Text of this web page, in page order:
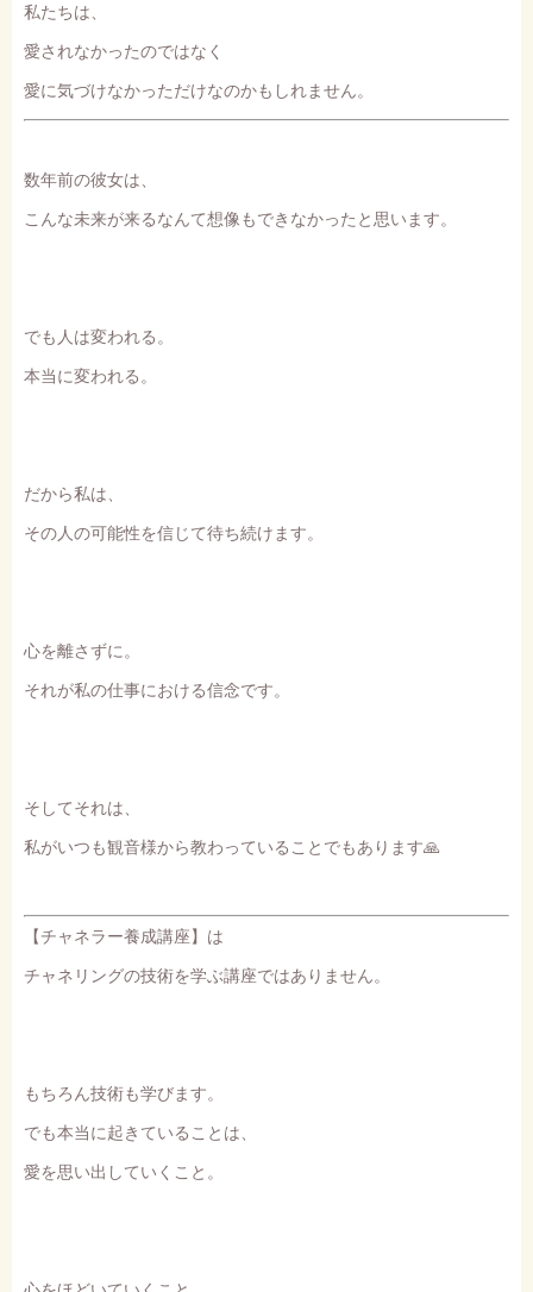
私たちは、
愛されなかったのではなく
愛に気づけなかっただけなのかもしれません。
数年前の彼女は、
こんな未来が来るなんて想像もできなかったと思います。
でも人は変われる。
本当に変われる。
だから私は、
その人の可能性を信じて待ち続けます。
心を離さずに。
それが私の仕事における信念です。
そしてそれは、
私がいつも観音様から教わっていることでもあります🙏
【チャネラー養成講座】は
チャネリングの技術を学ぶ講座ではありません。
もちろん技術も学びます。
でも本当に起きていることは、
愛を思い出していくこと。